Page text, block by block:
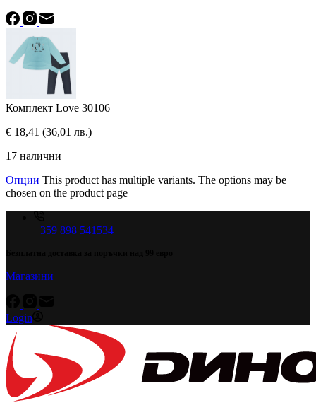
Комплект Love 30106
€ 18,41 (36,01 лв.)
17 налични
Опции This product has multiple variants. The options may be
chosen on the product page
+359 898 541534
Магазини
Login